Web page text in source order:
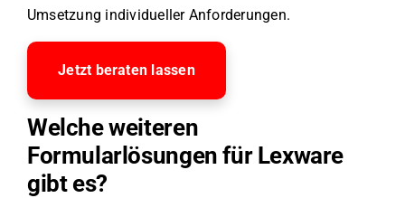
Umsetzung individueller Anforderungen.
Jetzt beraten lassen
Welche weiteren
Formularlösungen für Lexware
gibt es?